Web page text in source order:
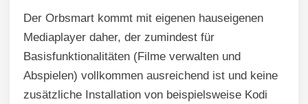
Der Orbsmart kommt mit eigenen hauseigenen
Mediaplayer daher, der zumindest für
Basisfunktionalitäten (Filme verwalten und
Abspielen) vollkommen ausreichend ist und keine
zusätzliche Installation von beispielsweise Kodi